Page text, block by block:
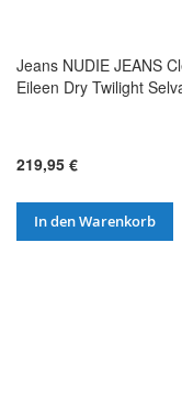
Jeans NUDIE JEANS
Eileen Dry Twilight
219,95 €
In den Warenkorb